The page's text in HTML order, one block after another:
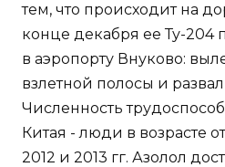
тем, что происходит на
конце декабря ее Ту-204
в аэропорту Внуково:
взлетной полосы и
Численность
Китая - люди в возрасте
2012 и 2013 гг. Азолол